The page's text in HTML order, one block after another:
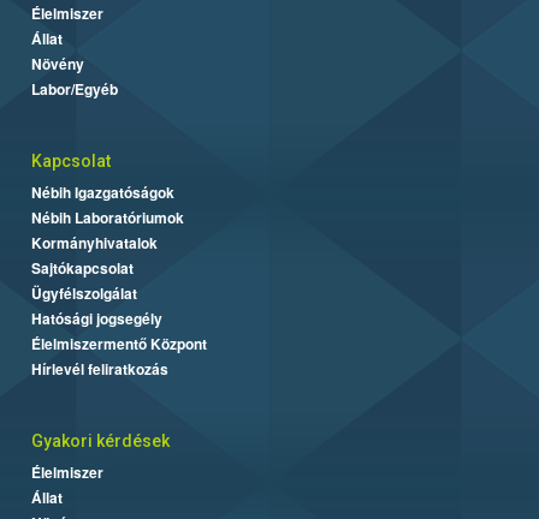
Élelmiszer
Állat
Növény
Labor/Egyéb
Kapcsolat
Nébih Igazgatóságok
Nébih Laboratóriumok
Kormányhivatalok
Sajtókapcsolat
Ügyfélszolgálat
Hatósági jogsegély
Élelmiszermentő Központ
Hírlevél feliratkozás
Gyakori kérdések
Élelmiszer
Állat